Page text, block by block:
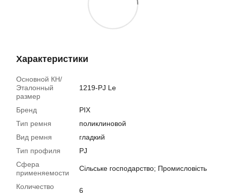
Характеристики
Основной КН/
Эталонный
размер
1219-PJ Le
Бренд
PIX
Тип ремня
поликлиновой
Вид ремня
гладкий
Тип профиля
PJ
Сфера
применяемости
Сільське господарство; Промисловість
Количество
6